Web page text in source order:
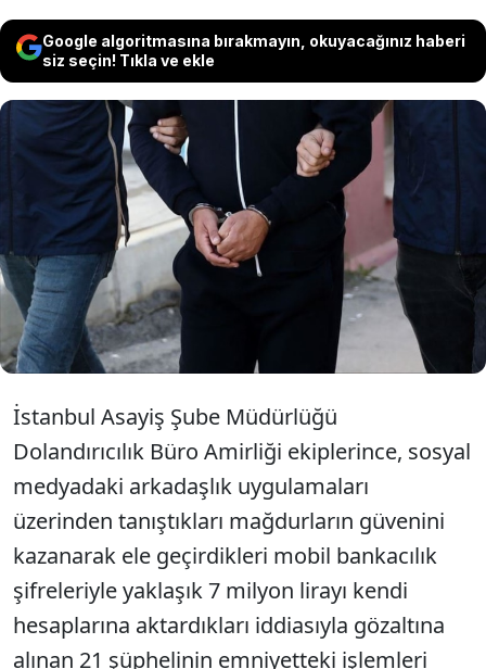
Google algoritmasına bırakmayın, okuyacağınız haberi
siz seçin! Tıkla ve ekle
İstanbul merkezli 9 ilde düzenlenen
dolandırıcılık operasyonunda
gözaltına alınan 17 şüpheli
tutuklandı.
İstanbul Asayiş Şube Müdürlüğü
Dolandırıcılık Büro Amirliği ekiplerince, sosyal
medyadaki arkadaşlık uygulamaları
üzerinden tanıştıkları mağdurların güvenini
kazanarak ele geçirdikleri mobil bankacılık
şifreleriyle yaklaşık 7 milyon lirayı kendi
hesaplarına aktardıkları iddiasıyla gözaltına
alınan 21 şüphelinin emniyetteki işlemleri